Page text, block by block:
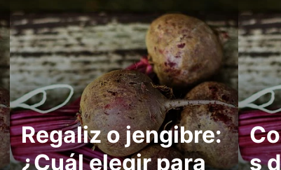
Regaliz o jengibre:
¿Cuál elegir para
s